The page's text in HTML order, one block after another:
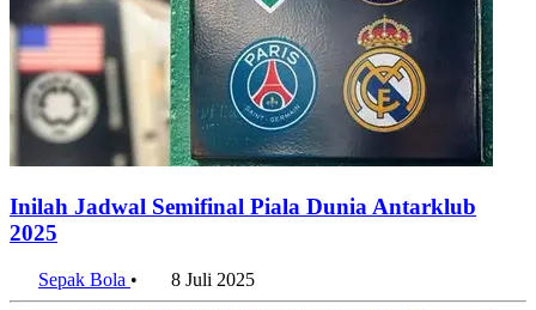
Inilah Jadwal Semifinal Piala Dunia Antarklub
2025
Sepak Bola • 8 Juli 2025